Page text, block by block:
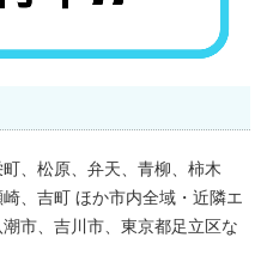
、松原、弁天、青柳、柿木
、吉町 ほか市内全域・近隣エ
市、吉川市、東京都足立区な